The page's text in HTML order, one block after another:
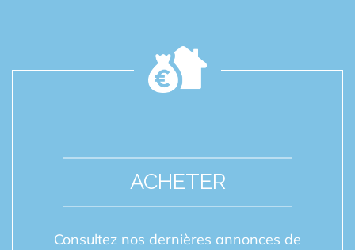
ACHETER
Consultez nos dernières annonces de